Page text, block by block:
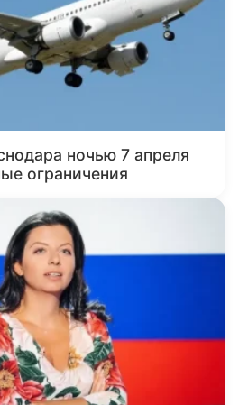
ночью 7 апреля
ограничения